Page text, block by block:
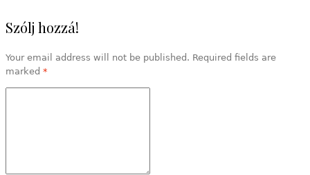
Szólj hozzá!
Your email address will not be published. Required fields are
marked *